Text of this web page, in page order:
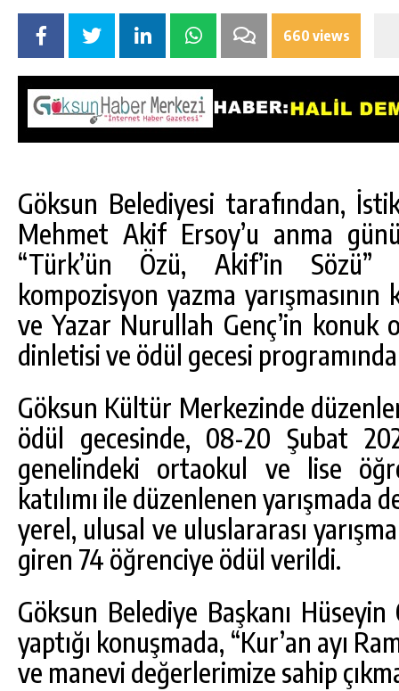
660 views
Göksun Belediyesi tarafından,
Mehmet Akif Ersoy’u anma
“Türk’ün Özü, Akif’in
kompozisyon yazma
ve Yazar Nurullah Genç’in konuk
dinletisi ve ödül gecesi
Göksun Kültür Merkezinde
ödül gecesinde, 08-20 Şubat
genelindeki ortaokul ve lise
katılımı ile düzenlenen yarışmada
yerel, ulusal ve uluslararası
giren 74 öğrenciye ödül verildi.
Göksun Belediye Başkanı
yaptığı konuşmada, “Kur’an ayı
ve manevi değerlerimize sahip
GÜNLÜK HABER AKIŞI
GÖKSUN HAFIZLIK KIZ KUR’AN KURSU
ÖĞRENCILERINE DARENDE GEZISI.